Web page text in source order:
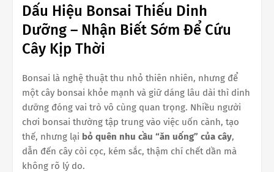
Dấu Hiệu Bonsai Thiếu Dinh
Dưỡng – Nhận Biết Sớm Để Cứu
Cây Kịp Thời
Bonsai là nghệ thuật thu nhỏ thiên nhiên, nhưng để
một cây bonsai khỏe mạnh và giữ dáng lâu dài thì dinh
dưỡng đóng vai trò vô cùng quan trọng. Nhiều người
chơi bonsai thường tập trung vào việc uốn cành, tạo
thế, nhưng lại bỏ quên nhu cầu “ăn uống” của cây,
dẫn đến cây còi cọc, kém sắc, thậm chí chết dần mà
không rõ lý do.